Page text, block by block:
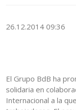
26.12.2014 09:36
El Grupo BdB ha
solidaria en
Internacional a la